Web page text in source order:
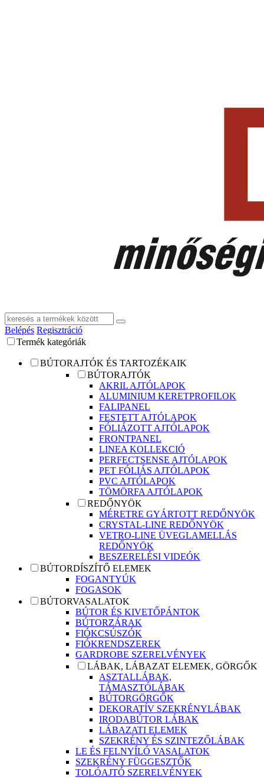
Belépés Regisztráció
Termék kategóriák
BÚTORAJTÓK ÉS TARTOZÉKAIK
BÚTORAJTÓK
AKRIL AJTÓLAPOK
ALUMINIUM KERETPROFILOK
FALIPANEL
FESTETT AJTÓLAPOK
FÓLIÁZOTT AJTÓLAPOK
FRONTPANEL
LINEA KOLLEKCIÓ
PERFECTSENSE AJTÓLAPOK
PET FÓLIÁS AJTÓLAPOK
PVC AJTÓLAPOK
TÖMÖRFA AJTÓLAPOK
REDŐNYÖK
MÉRETRE GYÁRTOTT REDŐNYÖK
CRYSTAL-LINE REDŐNYÖK
VETRO-LINE ÜVEGLAMELLÁS
REDŐNYÖK
BESZERELÉSI VIDEÓK
BÚTORDÍSZÍTŐ ELEMEK
FOGANTYÚK
FOGASOK
BÚTORVASALATOK
BÚTOR ÉS KIVETŐPÁNTOK
BÚTORZÁRAK
FIÓKCSÚSZÓK
FIÓKRENDSZEREK
GARDROBE SZERELVÉNYEK
LÁBAK, LÁBAZAT ELEMEK, GÖRGŐK
ASZTALLÁBAK,
TÁMASZTÓLÁBAK
BÚTORGÖRGŐK
DEKORATÍV SZEKRÉNYLÁBAK
IRODABÚTOR LÁBAK
LÁBAZATI ELEMEK
SZEKRÉNY ÉS SZINTEZŐLÁBAK
LE ÉS FELNYÍLÓ VASALATOK
SZEKRÉNY FÜGGESZTŐK
TOLÓAJTÓ SZERELVÉNYEK